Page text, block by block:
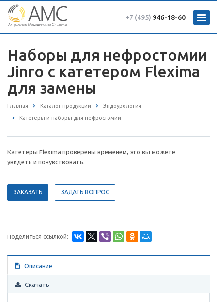
+7 (495) 946-18-60
Наборы для нефростомии
Jinro с катетером Flexima
для замены
Главная Каталог продукции Эндоурология
Катетеры и наборы для нефростомии
Катетеры Flexima проверены временем, это вы можете
увидеть и почувствовать.
ЗАКАЗАТЬ ЗАДАТЬ ВОПРОС
Поделиться ссылкой:
Описание
Скачать